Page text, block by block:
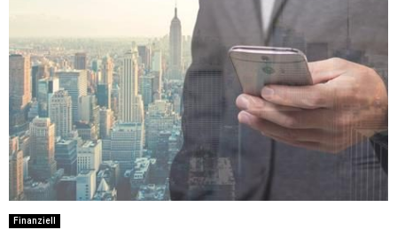
Finanziell